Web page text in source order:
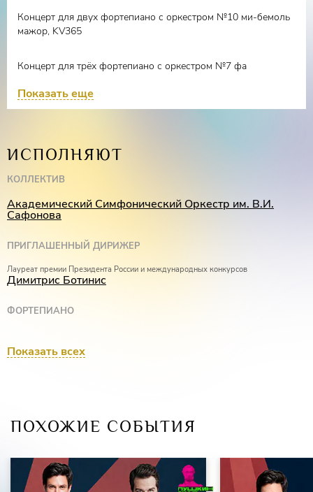
Концерт для двух фортепиано с оркестром №10 ми-бемоль
мажор, KV365
Концерт для трёх фортепиано с оркестром №7 фа
Показать еще
ИСПОЛНЯЮТ
КОЛЛЕКТИВ
Академический Симфонический Оркестр им. В.И.
Сафонова
ПРИГЛАШЕННЫЙ ДИРИЖЕР
Лауреат премии Президента России и международных конкурсов
Димитрис Ботинис
ФОРТЕПИАНО
Светлана Бережная
Лауреат международных конкурсов
Давиде Алонья
Показать всех
ПОХОЖИЕ СОБЫТИЯ